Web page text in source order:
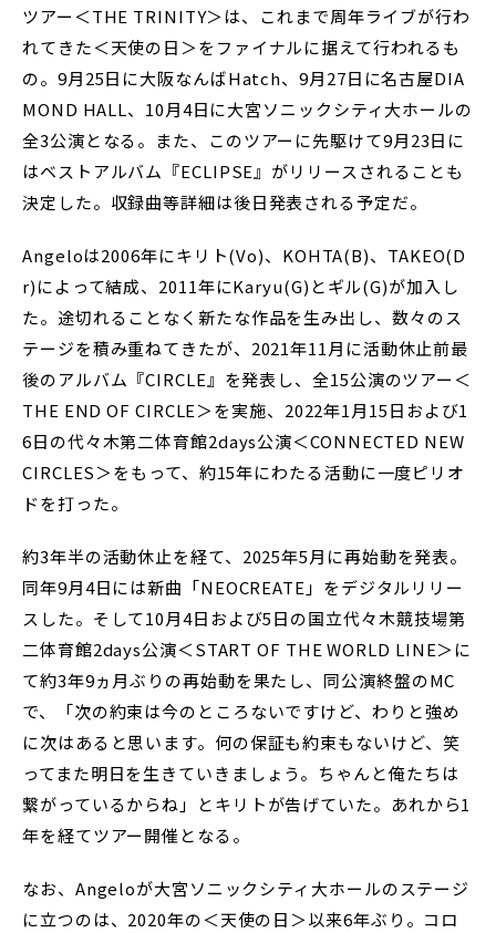
ツアー＜THE TRINITY＞は、これまで周年ライブが行わ
れてきた＜天使の日＞をファイナルに据えて行われるも
の。9月25日に大阪なんばHatch、9月27日に名古屋DIA
MOND HALL、10月4日に大宮ソニックシティ大ホールの
全3公演となる。また、このツアーに先駆けて9月23日に
はベストアルバム『ECLIPSE』がリリースされることも
決定した。収録曲等詳細は後日発表される予定だ。
Angeloは2006年にキリト(Vo)、KOHTA(B)、TAKEO(D
r)によって結成、2011年にKaryu(G)とギル(G)が加入し
た。途切れることなく新たな作品を生み出し、数々のス
テージを積み重ねてきたが、2021年11月に活動休止前最
後のアルバム『CIRCLE』を発表し、全15公演のツアー＜
THE END OF CIRCLE＞を実施、2022年1月15日および1
6日の代々木第二体育館2days公演＜CONNECTED NEW
CIRCLES＞をもって、約15年にわたる活動に一度ピリオ
ドを打った。
約3年半の活動休止を経て、2025年5月に再始動を発表。
同年9月4日には新曲「NEOCREATE」をデジタルリリー
スした。そして10月4日および5日の国立代々木競技場第
二体育館2days公演＜START OF THE WORLD LINE＞に
て約3年9ヵ月ぶりの再始動を果たし、同公演終盤のMC
で、「次の約束は今のところないですけど、わりと強め
に次はあると思います。何の保証も約束もないけど、笑
ってまた明日を生きていきましょう。ちゃんと俺たちは
繋がっているからね」とキリトが告げていた。あれから1
年を経てツアー開催となる。
なお、Angeloが大宮ソニックシティ大ホールのステージ
に立つのは、2020年の＜天使の日＞以来6年ぶり。コロ